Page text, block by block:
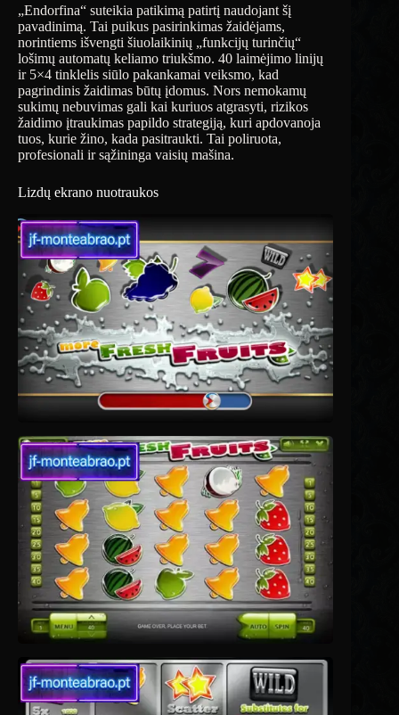
„Endorfina“ suteikia patikimą patirtį naudojant šį
pavadinimą. Tai puikus pasirinkimas žaidėjams,
norintiems išvengti šiuolaikinių „funkcijų turinčių“
lošimų automatų keliamo triukšmo. 40 laimėjimo linijų
ir 5×4 tinklelis siūlo pakankamai veiksmo, kad
pagrindinis žaidimas būtų įdomus. Nors nemokamų
sukimų nebuvimas gali kai kuriuos atgrasyti, rizikos
žaidimo įtraukimas papildo strategiją, kuri apdovanoja
tuos, kurie žino, kada pasitraukti. Tai poliruota,
profesionali ir sąžininga vaisių mašina.
Lizdų ekrano nuotraukos